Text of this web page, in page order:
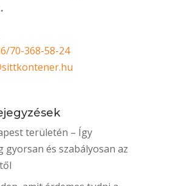
70-368-58-24
területén – Így
gyorsan és szabályosan az